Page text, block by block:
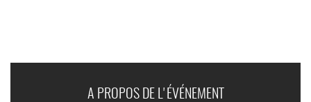
A PROPOS DE L'ÉVÉNEMENT